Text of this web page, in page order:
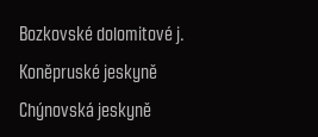
Bozkovské dolomitové j.
Koněpruské jeskyně
Chýnovská jeskyně